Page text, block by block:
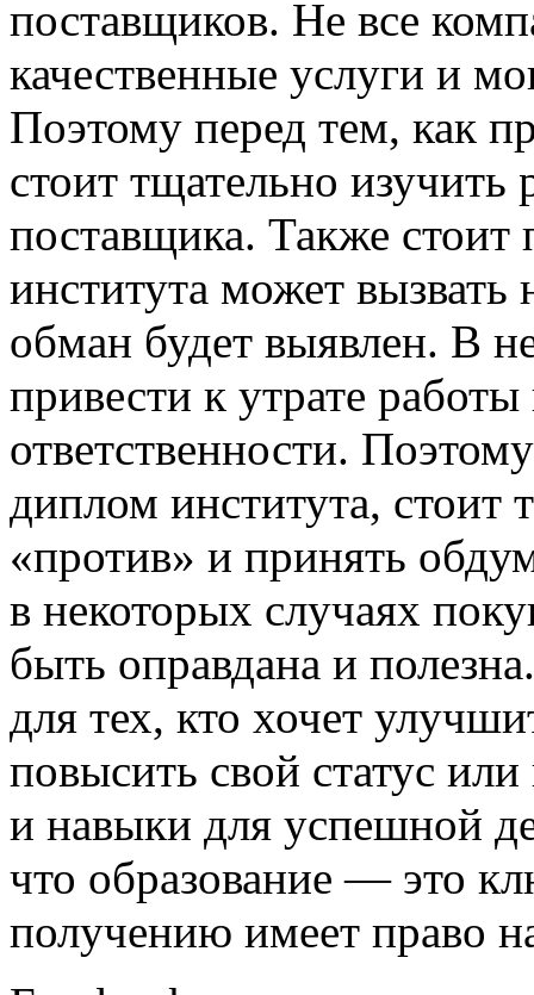
поставщиков. Не все
качественные услуги и
Поэтому перед тем, как
стоит тщательно
поставщика. Также
института может вызвать
обман будет выявлен. В
привести к утрате
ответственности.
диплом института, стоит
«против» и принять
в некоторых случаях
быть оправдана и
для тех, кто хочет
повысить свой статус
и навыки для успешной
что образование — это
получению имеет право